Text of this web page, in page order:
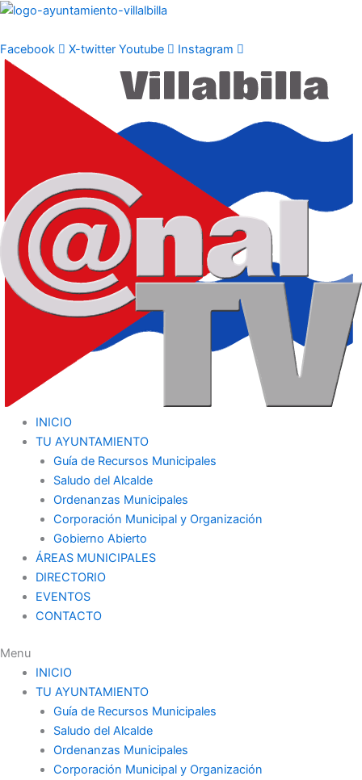
Ir
contenido
Facebook X-twitter Youtube Instagram
INICIO
TU AYUNTAMIENTO
Guía de Recursos Municipales
Saludo del Alcalde
Ordenanzas Municipales
Corporación Municipal y Organización
Gobierno Abierto
ÁREAS MUNICIPALES
DIRECTORIO
EVENTOS
CONTACTO
Menu
INICIO
TU AYUNTAMIENTO
Guía de Recursos Municipales
Saludo del Alcalde
Ordenanzas Municipales
Corporación Municipal y Organización